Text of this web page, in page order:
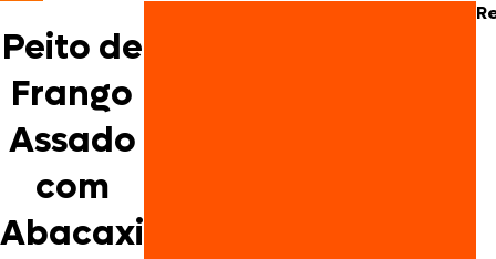
Peito de
Frango
Assado
com
Abacaxi